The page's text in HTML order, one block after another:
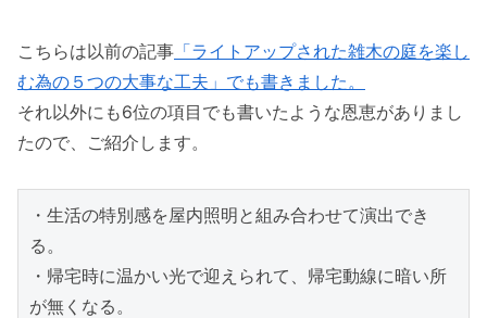
こちらは以前の記事 「ライトアップされた雑木の庭を楽し
む為の５つの大事な工夫」でも書きました。
それ以外にも6位の項目でも書いたような恩恵がありまし
たので、ご紹介します。
・生活の特別感を屋内照明と組み合わせて演出でき
る。
・帰宅時に温かい光で迎えられて、帰宅動線に暗い所
が無くなる。